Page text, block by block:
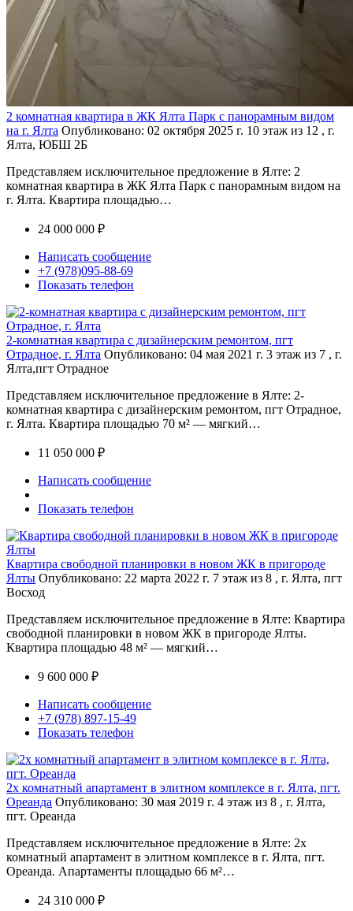
2 комнатная квартира в ЖК Ялта Парк с панорамным видом
на г. Ялта Опубликовано: 02 октября 2025 г. 10 этаж из 12 , г.
Ялта, ЮБШ 2Б
Представляем исключительное предложение в Ялте: 2
комнатная квартира в ЖК Ялта Парк с панорамным видом на
г. Ялта. Квартира площадью…
24 000 000 ₽
Написать сообщение
+7 (978)095-88-69
Показать телефон
2-комнатная квартира с дизайнерским ремонтом, пгт
Отрадное, г. Ялта Опубликовано: 04 мая 2021 г. 3 этаж из 7 , г.
Ялта,пгт Отрадное
Представляем исключительное предложение в Ялте: 2-
комнатная квартира с дизайнерским ремонтом, пгт Отрадное,
г. Ялта. Квартира площадью 70 м² — мягкий…
11 050 000 ₽
Написать сообщение
Показать телефон
Квартира свободной планировки в новом ЖК в пригороде
Ялты Опубликовано: 22 марта 2022 г. 7 этаж из 8 , г. Ялта, пгт
Восход
Представляем исключительное предложение в Ялте: Квартира
свободной планировки в новом ЖК в пригороде Ялты.
Квартира площадью 48 м² — мягкий…
9 600 000 ₽
Написать сообщение
+7 (978) 897-15-49
Показать телефон
2х комнатный апартамент в элитном комплексе в г. Ялта, пгт.
Ореанда Опубликовано: 30 мая 2019 г. 4 этаж из 8 , г. Ялта,
пгт. Ореанда
Представляем исключительное предложение в Ялте: 2х
комнатный апартамент в элитном комплексе в г. Ялта, пгт.
Ореанда. Апартаменты площадью 66 м²…
24 310 000 ₽